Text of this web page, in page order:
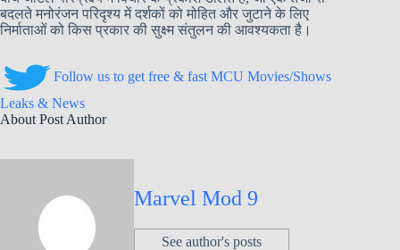
बदलते मनोरंजन परिदृश्य में दर्शकों को मोहित और जुटाने के लिए
निर्माताओं को किस प्रकार की सुक्ष्म संतुलन की आवश्यकता है।
Follow us to get free & fast MCU Movies/Shows
Leaks & News
About Post Author
Marvel Mod 9
See author's posts